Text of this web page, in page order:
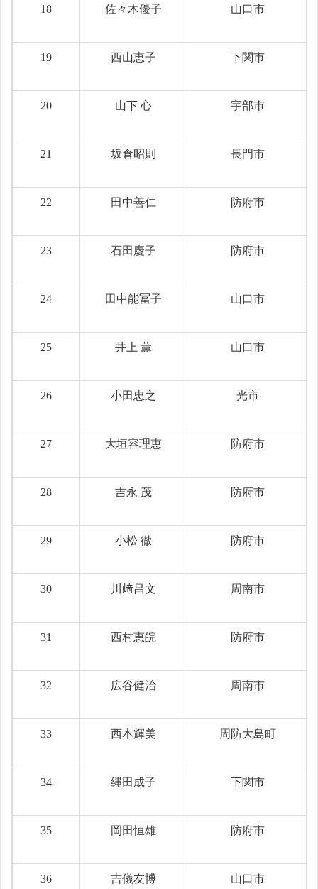
18 佐々木優子 山口市
19 西山恵子 下関市
20 山下 心 宇部市
21 坂倉昭則 長門市
22 田中善仁 防府市
23 石田慶子 防府市
24 田中能冨子 山口市
25 井上 薫 山口市
26 小田忠之 光市
27 大垣容理恵 防府市
28 吉永 茂 防府市
29 小松 徹 防府市
30 川﨑昌文 周南市
31 西村恵皖 防府市
32 広谷健治 周南市
33 西本輝美 周防大島町
34 縄田成子 下関市
35 岡田恒雄 防府市
36 吉儀友博 山口市